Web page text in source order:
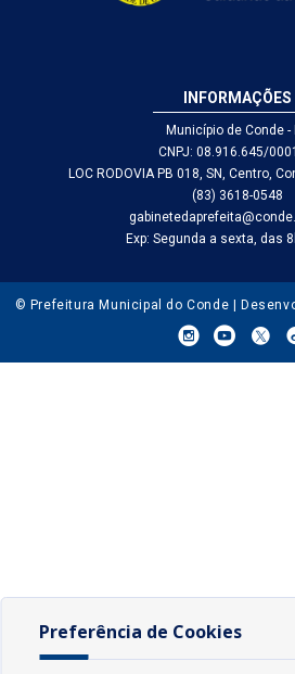
INFORMAÇÕES
Município de Conde -
CNPJ: 08.916.645/
LOC RODOVIA PB 018, SN, Centro,
(83) 3618-0548
Exp: Segunda a sexta, das
© Prefeitura Municipal do Conde |
Preferência de Cookies